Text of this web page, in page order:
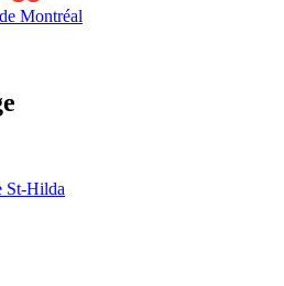
St-Hilda